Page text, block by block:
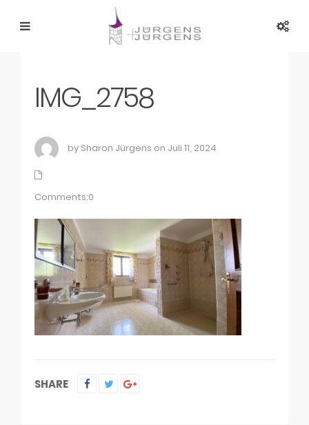
IMG_2758
by Sharon Jürgens on Juli 11, 2024
Comments:0
SHARE